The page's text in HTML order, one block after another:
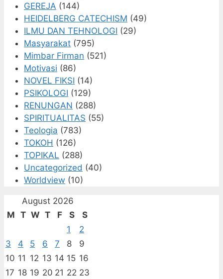
GEREJA (144)
HEIDELBERG CATECHISM (49)
ILMU DAN TEHNOLOGI (29)
Masyarakat (795)
Mimbar Firman (521)
Motivasi (86)
NOVEL FIKSI (14)
PSIKOLOGI (129)
RENUNGAN (288)
SPIRITUALITAS (55)
Teologia (783)
TOKOH (126)
TOPIKAL (288)
Uncategorized (40)
Worldview (10)
August 2026
M T W T F S
S
1
2
3
4 5 6 7 8
9
10 11 12 13 14 15 16
17 18 19 20 21 22 23